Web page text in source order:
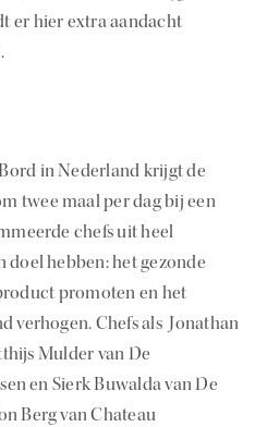
er hier extra aandacht
in Nederland krijgt de
twee maal per dag bij een
chefs uit heel
doel hebben: het gezonde
promoten en het
verhogen. Chefs als Jonathan
Mulder van De
en Sierk Buwalda van De
Berg van Chateau